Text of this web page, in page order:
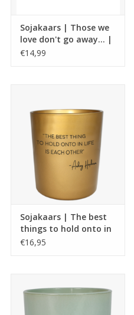
Sojakaars | Those we
love don't go away... |
Fresh cotton
€14,99
Sojakaars | The best
things to hold onto in
life is each other |
€16,95